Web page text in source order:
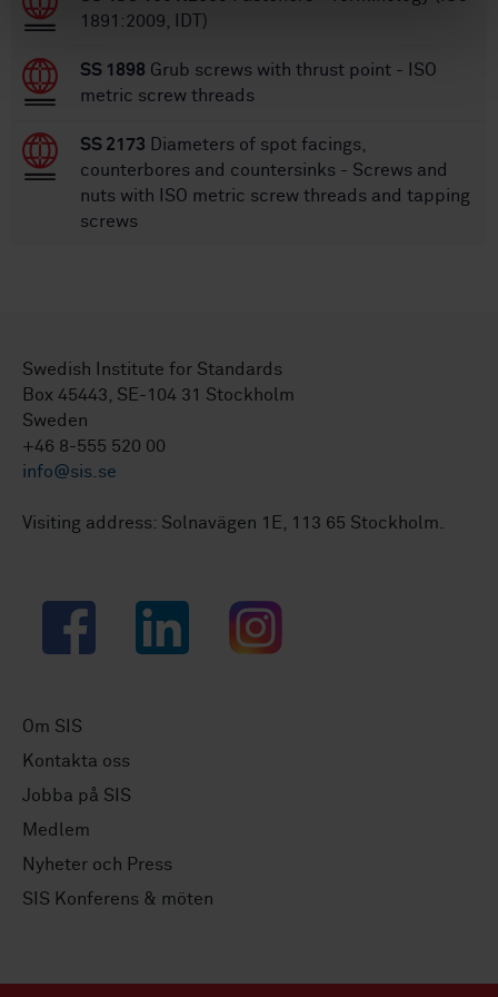
1891:2009, IDT)
SS 1898 Grub screws with thrust point - ISO
metric screw threads
SS 2173 Diameters of spot facings,
counterbores and countersinks - Screws and
nuts with ISO metric screw threads and tapping
screws
Swedish Institute for Standards
Box 45443, SE-104 31 Stockholm
Sweden
+46 8-555 520 00
info@sis.se
Visiting address: Solnavägen 1E, 113 65 Stockholm.
Facebook LinkedIn Instagram
Om SIS
Kontakta oss
Jobba på SIS
Medlem
Nyheter och Press
SIS Konferens & möten